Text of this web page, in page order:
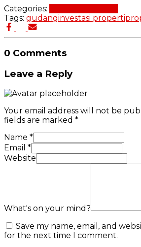
Categories:
Tags: gudanginvestasi properti
0 Comments
Leave a Reply
Your email address will not be
fields are marked *
Name *
Email *
Website
What's on your mind?
Save my name, email, and
for the next time I comment.